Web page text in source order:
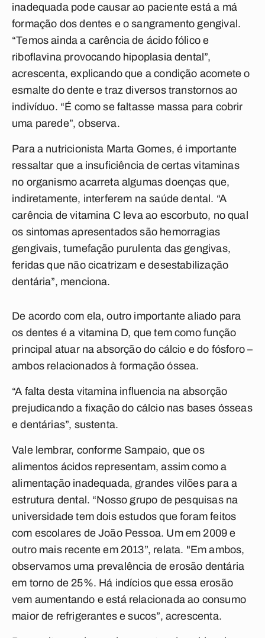
inadequada pode causar ao paciente está a má
formação dos dentes e o sangramento gengival.
“Temos ainda a carência de ácido fólico e
riboflavina provocando hipoplasia dental”,
acrescenta, explicando que a condição acomete o
esmalte do dente e traz diversos transtornos ao
indivíduo. “É como se faltasse massa para cobrir
uma parede”, observa.
Para a nutricionista Marta Gomes, é importante
ressaltar que a insuficiência de certas vitaminas
no organismo acarreta algumas doenças que,
indiretamente, interferem na saúde dental. “A
carência de vitamina C leva ao escorbuto, no qual
os sintomas apresentados são hemorragias
gengivais, tumefação purulenta das gengivas,
feridas que não cicatrizam e desestabilização
dentária”, menciona.
De acordo com ela, outro importante aliado para
os dentes é a vitamina D, que tem como função
principal atuar na absorção do cálcio e do fósforo –
ambos relacionados à formação óssea.
“A falta desta vitamina influencia na absorção
prejudicando a fixação do cálcio nas bases ósseas
e dentárias”, sustenta.
Vale lembrar, conforme Sampaio, que os
alimentos ácidos representam, assim como a
alimentação inadequada, grandes vilões para a
estrutura dental. “Nosso grupo de pesquisas na
universidade tem dois estudos que foram feitos
com escolares de João Pessoa. Um em 2009 e
outro mais recente em 2013”, relata. "Em ambos,
observamos uma prevalência de erosão dentária
em torno de 25%. Há indícios que essa erosão
vem aumentando e está relacionada ao consumo
maior de refrigerantes e sucos”, acrescenta.